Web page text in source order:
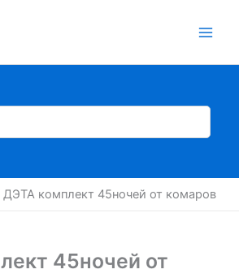
ДЭТА комплект 45ночей от комаров
45ночей от